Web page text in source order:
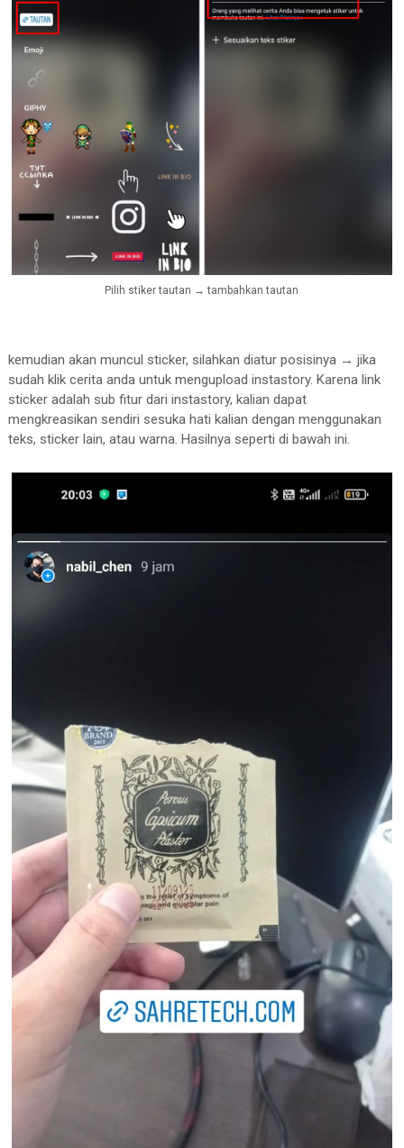
Pilih stiker tautan →tambahkan tautan
kemudian akan muncul sticker, silahkan diatur posisinya → jika
sudah klik cerita anda untuk mengupload instastory. Karena link
sticker adalah sub fitur dari instastory, kalian dapat
mengkreasikan sendiri sesuka hati kalian dengan menggunakan
teks, sticker lain, atau warna. Hasilnya seperti di bawah ini.